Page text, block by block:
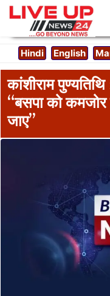
Hindi English
कांशीराम
“बसपा को
जाए”